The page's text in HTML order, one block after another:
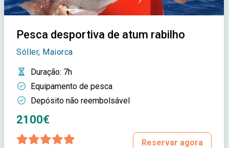
Pesca desportiva de atum rabilho
Sóller, Maiorca
Duração: 7h
Equipamento de pesca
Depósito não reembolsável
2100€
Reservar agora